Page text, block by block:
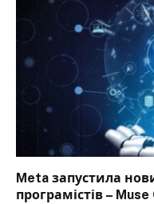
Meta запустила
програмістів – Muse